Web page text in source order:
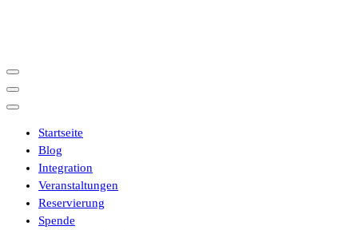
Startseite
Blog
Integration
Veranstaltungen
Reservierung
Spende